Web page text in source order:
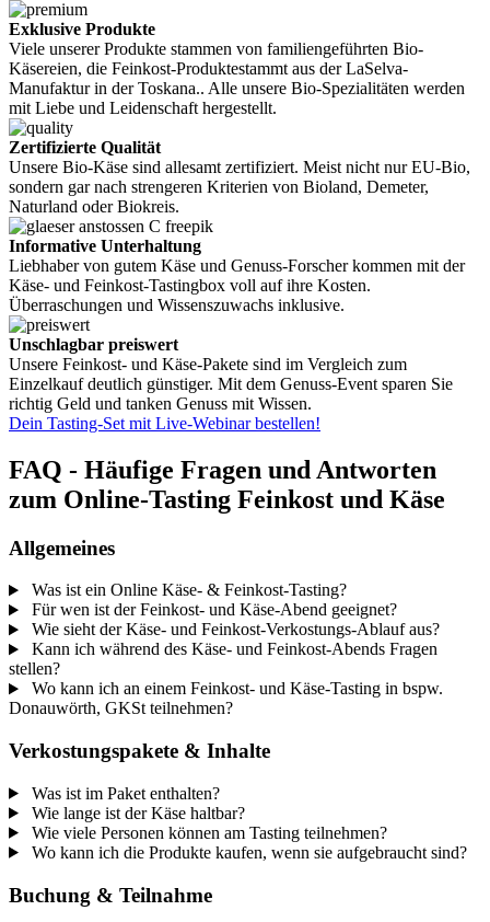
Exklusive Produkte
Viele unserer Produkte stammen von familiengeführten Bio-
Käsereien, die Feinkost-Produktestammt aus der LaSelva-
Manufaktur in der Toskana.. Alle unsere Bio-Spezialitäten werden
mit Liebe und Leidenschaft hergestellt.
Zertifizierte Qualität
Unsere Bio-Käse sind allesamt zertifiziert. Meist nicht nur EU-Bio,
sondern gar nach strengeren Kriterien von Bioland, Demeter,
Naturland oder Biokreis.
Informative Unterhaltung
Liebhaber von gutem Käse und Genuss-Forscher kommen mit der
Käse- und Feinkost-Tastingbox voll auf ihre Kosten.
Überraschungen und Wissenszuwachs inklusive.
Unschlagbar preiswert
Unsere Feinkost- und Käse-Pakete sind im Vergleich zum
Einzelkauf deutlich günstiger. Mit dem Genuss-Event sparen Sie
richtig Geld und tanken Genuss mit Wissen.
Dein Tasting-Set mit Live-Webinar bestellen!
FAQ - Häufige Fragen und Antworten
zum Online-Tasting Feinkost und Käse
Allgemeines
Was ist ein Online Käse- & Feinkost-Tasting?
Für wen ist der Feinkost- und Käse-Abend geeignet?
Wie sieht der Käse- und Feinkost-Verkostungs-Ablauf aus?
Kann ich während des Käse- und Feinkost-Abends Fragen
stellen?
Wo kann ich an einem Feinkost- und Käse-Tasting in bspw.
Donauwörth, GKSt teilnehmen?
Verkostungspakete & Inhalte
Was ist im Paket enthalten?
Wie lange ist der Käse haltbar?
Wie viele Personen können am Tasting teilnehmen?
Wo kann ich die Produkte kaufen, wenn sie aufgebraucht sind?
Buchung & Teilnahme